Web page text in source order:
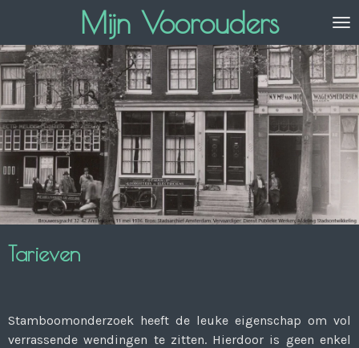
naar
de
hoofdinhoud
Mijn Voorouders
Tarieven
Stamboomonderzoek heeft de leuke eigenschap om vol
verrassende wendingen te zitten. Hierdoor is geen enkel